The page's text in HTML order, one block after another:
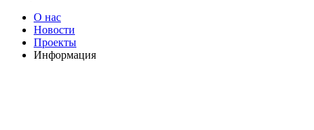
О нас
Новости
Проекты
Информация